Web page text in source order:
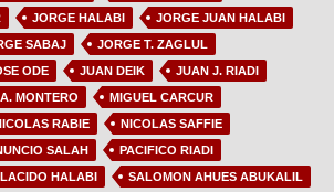
JORGE HALABI
JORGE JUAN HALABI
SABAJ
JORGE T. ZAGLUL
ODE JUAN DEIK
JUAN J. RIADI
MONTERO
MIGUEL CARCUR
RABIE
NICOLAS SAFFIE
SALAH
PACIFICO RIADI
HALABI
SALOMON AHUES ABUKALIL